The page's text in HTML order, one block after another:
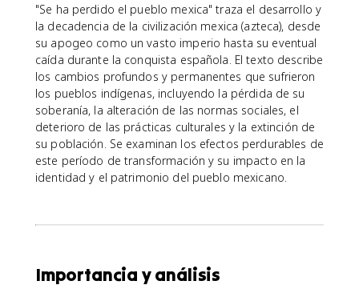
"Se ha perdido el pueblo mexica" traza el desarrollo y
la decadencia de la civilización mexica (azteca), desde
su apogeo como un vasto imperio hasta su eventual
caída durante la conquista española. El texto describe
los cambios profundos y permanentes que sufrieron
los pueblos indígenas, incluyendo la pérdida de su
soberanía, la alteración de las normas sociales, el
deterioro de las prácticas culturales y la extinción de
su población. Se examinan los efectos perdurables de
este período de transformación y su impacto en la
identidad y el patrimonio del pueblo mexicano.
Importancia y análisis